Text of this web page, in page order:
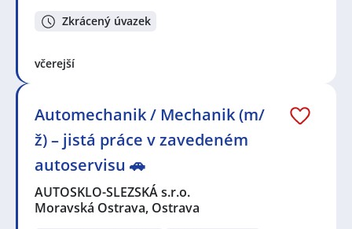
Zkrácený úvazek
včerejší
Automechanik / Mechanik (m/
ž) – jistá práce v zavedeném
autoservisu 🚗
AUTOSKLO-SLEZSKÁ s.r.o.
Moravská Ostrava, Ostrava